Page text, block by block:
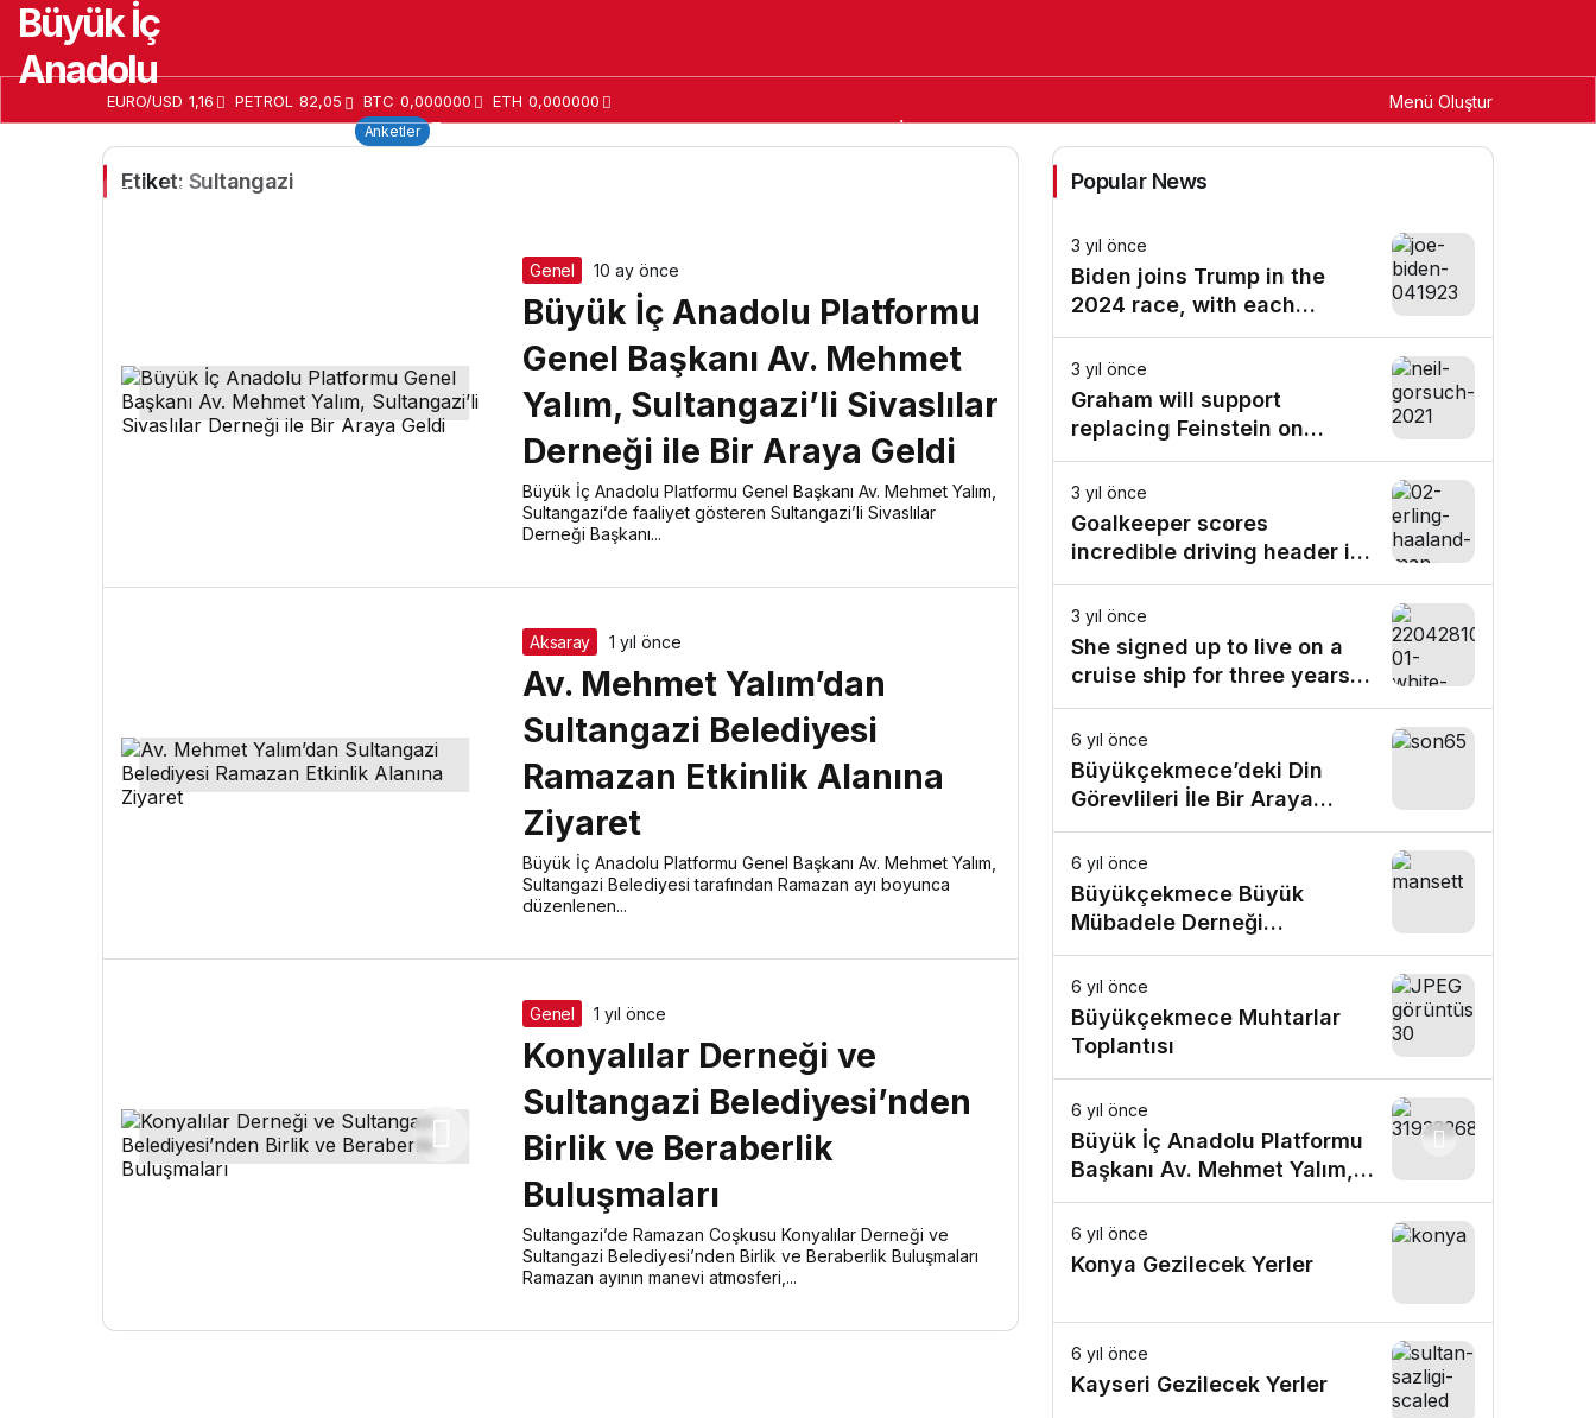
Büyük İç
Anadolu
HomeAnasayfaSeçim 2024 Anketler KeşfetWar in UkraineYerel YönetimWorld GündemİlçelerSiyasetEkonomiSpor Dünya PoliticsTeknolojiSportsMagazinKülter &
EURO/USD 1,16 PETROL 82,05 BTC 0,000000 ETH 0,000000 Menü Oluştur
Etiket: Sultangazi
Genel 10 ay önce
Büyük İç Anadolu Platformu
Genel Başkanı Av. Mehmet
Yalım, Sultangazi’li Sivaslılar
Derneği ile Bir Araya Geldi
Büyük İç Anadolu Platformu Genel Başkanı Av. Mehmet Yalım,
Sultangazi’de faaliyet gösteren Sultangazi’li Sivaslılar
Derneği Başkanı...
Aksaray 1 yıl önce
Av. Mehmet Yalım’dan
Sultangazi Belediyesi
Ramazan Etkinlik Alanına
Ziyaret
Büyük İç Anadolu Platformu Genel Başkanı Av. Mehmet Yalım,
Sultangazi Belediyesi tarafından Ramazan ayı boyunca
düzenlenen...
Genel 1 yıl önce
Konyalılar Derneği ve
Sultangazi Belediyesi’nden
Birlik ve Beraberlik
Buluşmaları
Sultangazi’de Ramazan Coşkusu Konyalılar Derneği ve
Sultangazi Belediyesi’nden Birlik ve Beraberlik Buluşmaları
Ramazan ayının manevi atmosferi,...
Popular News
3 yıl önce
Biden joins Trump in the
2024 race, with each
making a historic bid for
reelection
3 yıl önce
Graham will support
replacing Feinstein on
Judiciary Committee if she
resigns, following
precedent
3 yıl önce
Goalkeeper scores
incredible driving header in
dramatic finale
3 yıl önce
She signed up to live on a
cruise ship for three years.
Here’s why
6 yıl önce
Büyükçekmece’deki Din
Görevlileri İle Bir Araya
Geldik
6 yıl önce
Büyükçekmece Büyük
Mübadele Derneği
Temsilcilerini ağırladık
6 yıl önce
Büyükçekmece Muhtarlar
Toplantısı
6 yıl önce
Büyük İç Anadolu Platformu
Başkanı Av. Mehmet Yalım,
Konya Tanıtım Günlerine
Katıldı
6 yıl önce
Konya Gezilecek Yerler
6 yıl önce
Kayseri Gezilecek Yerler